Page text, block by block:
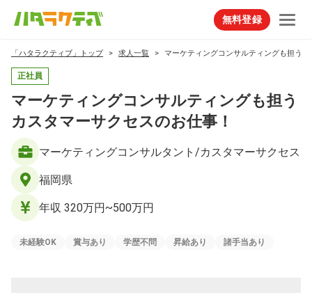
無料登録
「ハタラクティブ」トップ 求人一覧 マーケティングコンサルティングも担う
正社員
マーケティングコンサルティングも担う
カスタマーサクセスのお仕事！
マーケティングコンサルタント/カスタマーサクセス
福岡県
年収 320万円~500万円
未経験OK 賞与あり 学歴不問 昇給あり 諸手当あり